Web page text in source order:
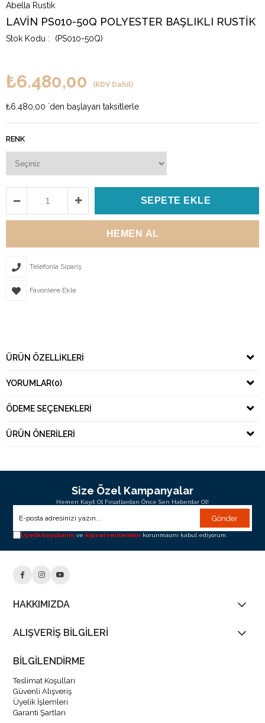
Abella Rustik
LAVİN PS010-50Q POLYESTER BAŞLIKLI RUSTİK
(PS010-50Q)
₺6.480,00 (KDV Dahil)
₺6.480,00 `den başlayan taksitlerle
RENK
Telefonla Sipariş
Favorilere Ekle
ÜRÜN ÖZELLIKLERI
YORUMLAR(0)
ÖDEME SEÇENEKLERI
ÜRÜN ÖNERILERI
Size Özel Kampanyalar
Hemen Kayıt Ol Fırsatlardan Önce Sen Haberdar Ol!
Gönder
Üyelik koşullarını vekişisel verilerimin korunmasını kabul ediyorum.
HAKKIMIZDA
ALIŞVERİŞ BİLGİLERİ
BİLGİLENDİRME
Teslimat Koşulları
Güvenli Alışveriş
Üyelik İşlemleri
Garanti Şartları